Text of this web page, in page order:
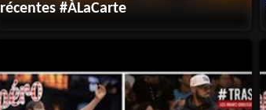
récentes #ÀLaCarte